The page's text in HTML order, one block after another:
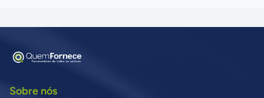
Sobre nós